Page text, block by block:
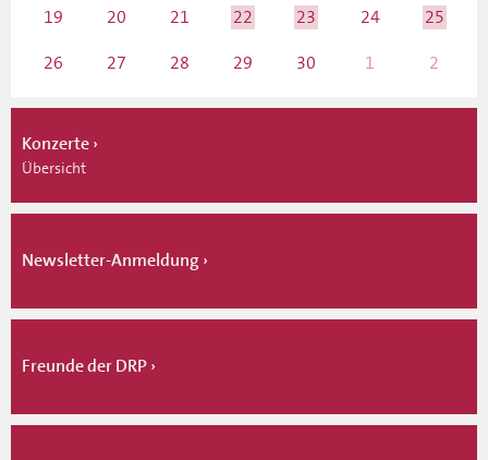
19
20 21 22 23 24
25
26
27 28 29 30 1 2
Konzerte
Übersicht
Newsletter-Anmeldung
Freunde der DRP